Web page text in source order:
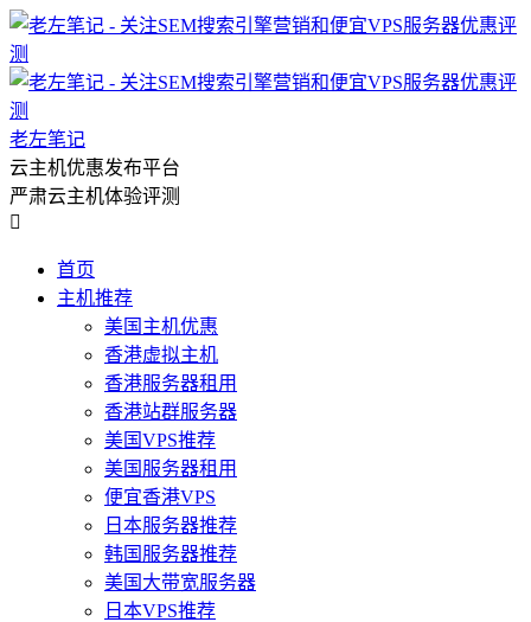
老左笔记
云主机优惠发布平台
严肃云主机体验评测

首页
主机推荐
美国主机优惠
香港虚拟主机
香港服务器租用
香港站群服务器
美国VPS推荐
美国服务器租用
便宜香港VPS
日本服务器推荐
韩国服务器推荐
美国大带宽服务器
日本VPS推荐